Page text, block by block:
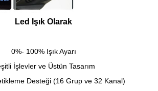
Led Işık Olarak
0%- 100% Işık Ayarı
İşlevler ve Üstün Tasarım
Desteği (16 Grup ve 32 Kanal)